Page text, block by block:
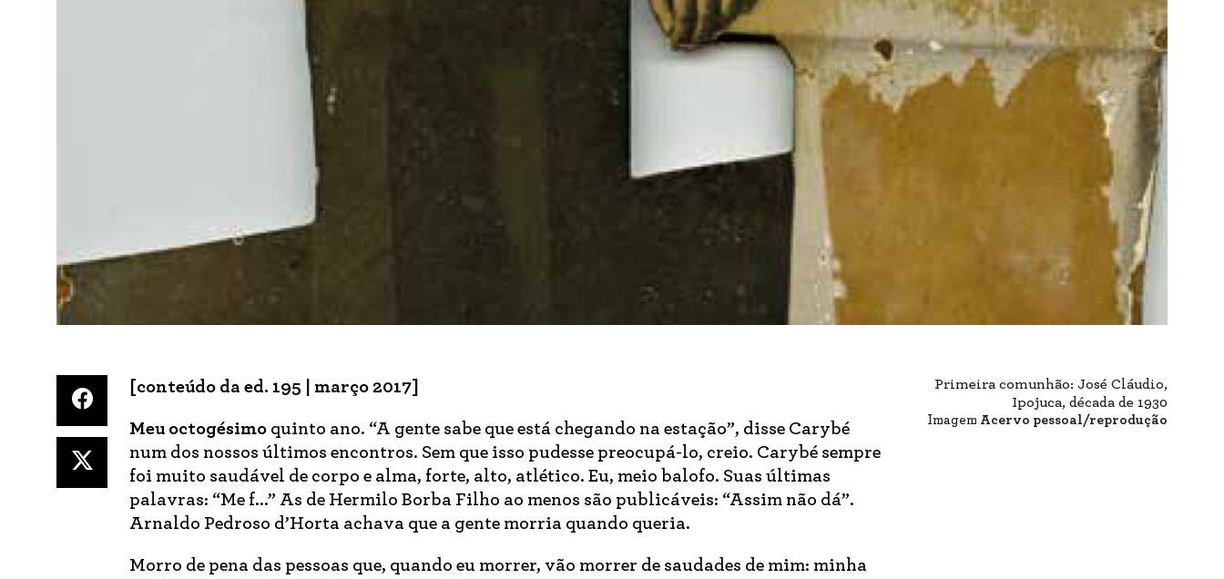
Primeira comunhão: José Cláudio,
Ipojuca, década de 1930
Imagem Acervo pessoal/reprodução
[conteúdo da ed. 195 | março 2017]
Meu octogésimo quinto ano. “A gente sabe que está chegando na estação”, disse Carybé
num dos nossos últimos encontros. Sem que isso pudesse preocupá-lo, creio. Carybé sempre
foi muito saudável de corpo e alma, forte, alto, atlético. Eu, meio balofo. Suas últimas
palavras: “Me f...” As de Hermilo Borba Filho ao menos são publicáveis: “Assim não dá”.
Arnaldo Pedroso d’Horta achava que a gente morria quando queria.
Morro de pena das pessoas que, quando eu morrer, vão morrer de saudades de mim: minha